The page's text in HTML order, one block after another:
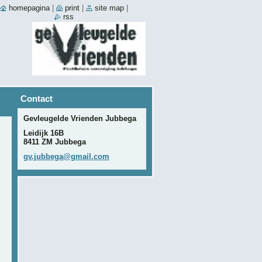
Contact
Gevleugelde Vrienden Jubbega
Leidijk 16B
8411 ZM Jubbega
gv.jubbega@gmail .com
homepagina print site map
rss